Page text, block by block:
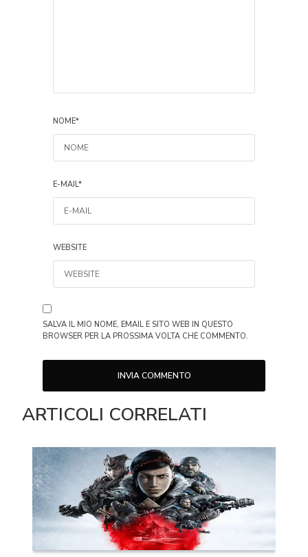
NOME*
E-MAIL*
WEBSITE
SALVA IL MIO NOME, EMAIL E SITO WEB IN QUESTO
BROWSER PER LA PROSSIMA VOLTA CHE COMMENTO.
ARTICOLI CORRELATI